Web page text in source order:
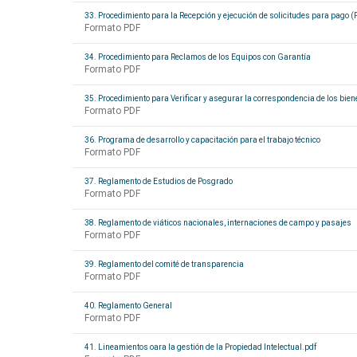
33. Procedimiento para la Recepción y ejecución de solicitudes para pago
Formato PDF
34. Procedimiento para Reclamos de los Equipos con Garantía
Formato PDF
35. Procedimiento para Verificar y asegurar la correspondencia de los
Formato PDF
36. Programa de desarrollo y capacitación para el trabajo técnico
Formato PDF
37. Reglamento de Estudios de Posgrado
Formato PDF
38. Reglamento de viáticos nacionales, internaciones de campo y pasajes
Formato PDF
39. Reglamento del comité de transparencia
Formato PDF
40. Reglamento General
Formato PDF
41. Lineamientos oara la gestión de la Propiedad Intelectual.pdf